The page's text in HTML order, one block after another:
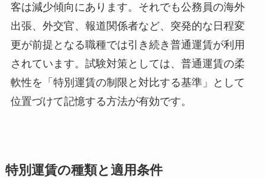
客は減少傾向にあります。それでも公務員の海外
出張、外交官、報道関係者など、突発的な日程変
更が前提となる職種では引き続き普通運賃が利用
されています。試験対策としては、普通運賃の柔
軟性を「特別運賃の制限と対比する基準」として
位置づけて記憶する方法が有効です。
特別運賃の種類と適用条件